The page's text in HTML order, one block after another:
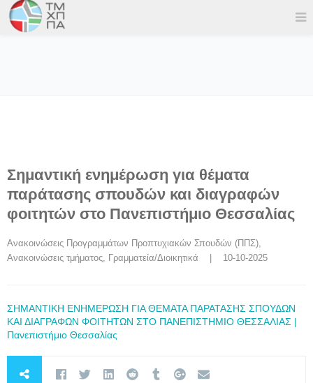
Σημαντική ενημέρωση για θέματα
παράτασης σπουδών και διαγραφών
φοιτητών στο Πανεπιστήμιο Θεσσαλίας
Ανακοινώσεις Προγραμμάτων Προπτυχιακών Σπουδών (ΠΠΣ)
Ανακοινώσεις τμήματος, Γραμματεία/Διοικητικά
    |    10-10-2025
ΣΗΜΑΝΤΙΚΗ ΕΝΗΜΕΡΩΣΗ ΓΙΑ ΘΕΜΑΤΑ ΠΑΡΑΤΑΣΗΣ ΣΠΟΥΔΩΝ
ΚΑΙ ΔΙΑΓΡΑΦΩΝ ΦΟΙΤΗΤΩΝ ΣΤΟ ΠΑΝΕΠΙΣΤΗΜΙΟ ΘΕΣΣΑΛΙΑΣ |
Πανεπιστήμιο Θεσσαλίας